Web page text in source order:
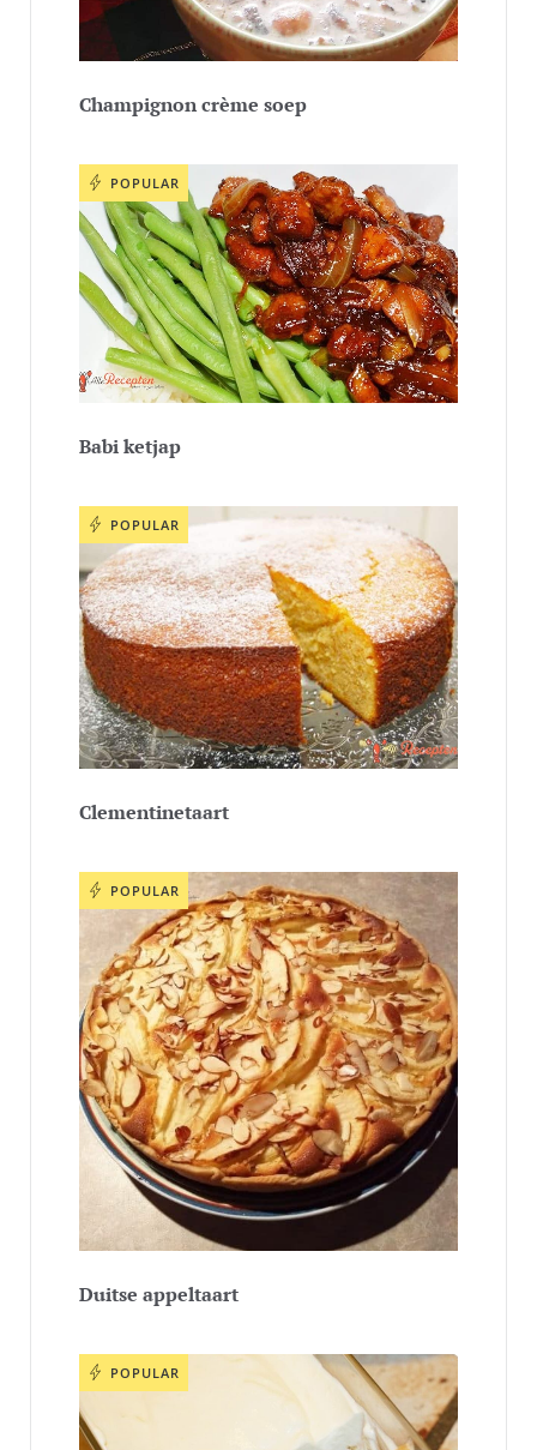
Champignon crème soep
POPULAR
Babi ketjap
POPULAR
Clementinetaart
POPULAR
Duitse appeltaart
POPULAR